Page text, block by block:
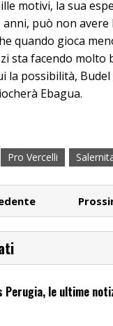
motivi, la sua
può non
quando gioca
sta facendo molto
la possibilità, Budel
Ebagua.
Pro Vercelli
Perugia, le ultime